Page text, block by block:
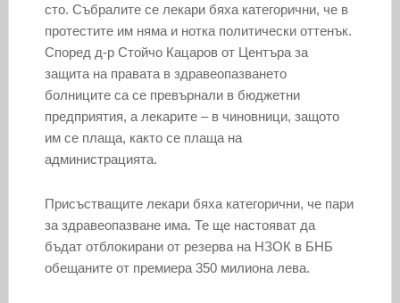
сто. Събралите се лекари бяха категорични, че в
протестите им няма и нотка политически оттенък.
Според д-р Стойчо Кацаров от Центъра за
защита на правата в здравеопазването
болниците са се превърнали в бюджетни
предприятия, а лекарите – в чиновници, защото
им се плаща, както се плаща на
администрацията.
Присъстващите лекари бяха категорични, че пари
за здравеопазване има. Те ще настояват да
бъдат отблокирани от резерва на НЗОК в БНБ
обещаните от премиера 350 милиона лева.